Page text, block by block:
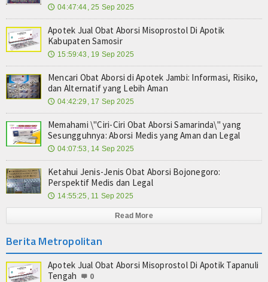
🕔 04:47:44, 25 Sep 2025
Apotek Jual Obat Aborsi Misoprostol Di Apotik
Kabupaten Samosir
🕔 15:59:43, 19 Sep 2025
Mencari Obat Aborsi di Apotek Jambi: Informasi, Risiko,
dan Alternatif yang Lebih Aman
🕔 04:42:29, 17 Sep 2025
Memahami \"Ciri-Ciri Obat Aborsi Samarinda\" yang
Sesungguhnya: Aborsi Medis yang Aman dan Legal
🕔 04:07:53, 14 Sep 2025
Ketahui Jenis-Jenis Obat Aborsi Bojonegoro:
Perspektif Medis dan Legal
🕔 14:55:25, 11 Sep 2025
Read More
Berita Metropolitan
Apotek Jual Obat Aborsi Misoprostol Di Apotik Tapanuli
Tengah
0